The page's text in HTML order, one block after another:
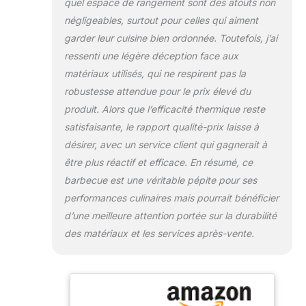
arômes subtils de
poisson, viande et
légumes. Artisanat
japonais de Suzu –
Chaque grill est une
pièce unique,
fabriquée à partir de
blocs de diatomite
naturelle, cuits à
assemblés avec
une grande
précision. Un
produit premium
barbecue
d’utilisation – À
utiliser uniquement
quel espace de rangement sont des atouts non
négligeables, surtout pour celles qui aiment
garder leur cuisine bien ordonnée. Toutefois, j’ai
ressenti une légère déception face aux
matériaux utilisés, qui ne respirent pas la
robustesse attendue pour le prix élevé du
produit. Alors que l’efficacité thermique reste
satisfaisante, le rapport qualité-prix laisse à
désirer, avec un service client qui gagnerait à
être plus réactif et efficace. En résumé, ce
barbecue est une véritable pépite pour ses
performances culinaires mais pourrait bénéficier
d’une meilleure attention portée sur la durabilité
des matériaux et les services après-vente.